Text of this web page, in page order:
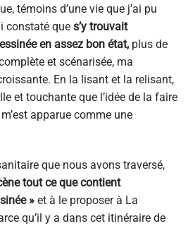
témoins d’une vie que j’ai pu
constaté que s’y trouvait
en assez bon état, plus de
et scénarisée, ma
En la lisant et la relisant,
et touchante que l’idée de la faire
apparue comme une
que nous avons traversé,
tout ce que contient
» et à le proposer à La
qu’il y a dans cet itinéraire de